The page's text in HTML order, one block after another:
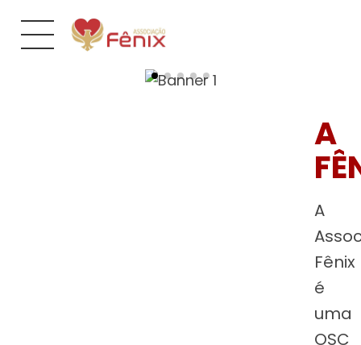
A
A
Fênix
é
uma
OSC